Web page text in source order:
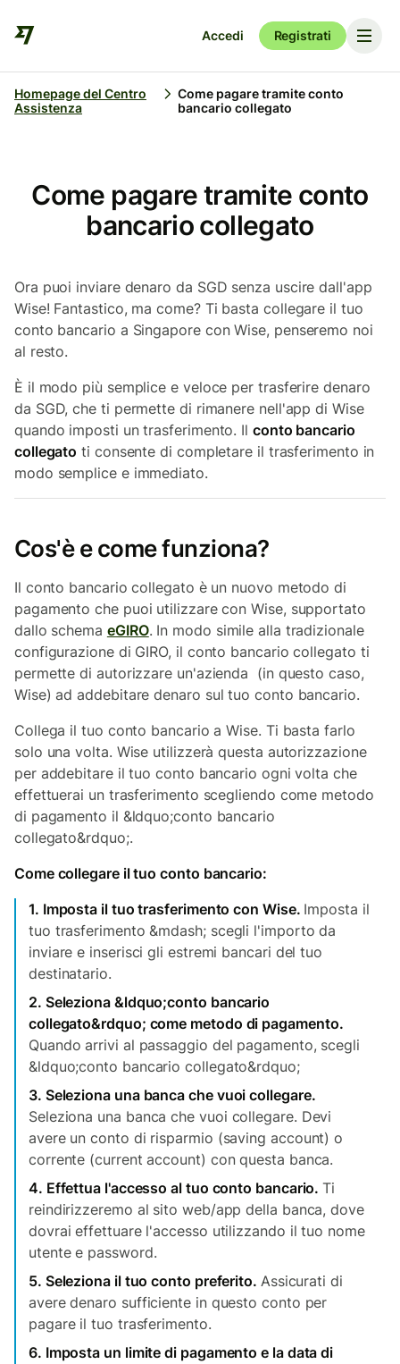
Accedi Registrati
Homepage del Centro
Assistenza
Come pagare tramite conto
bancario collegato
Come pagare tramite conto
bancario collegato
Ora puoi inviare denaro da SGD senza uscire dall'app
Wise! Fantastico, ma come? Ti basta collegare il tuo
conto bancario a Singapore con Wise, penseremo noi
al resto.
È il modo più semplice e veloce per trasferire denaro
da SGD, che ti permette di rimanere nell'app di Wise
quando imposti un trasferimento. Il conto bancario
collegato ti consente di completare il trasferimento in
modo semplice e immediato.
Cos'è e come funziona?
Il conto bancario collegato è un nuovo metodo di
pagamento che puoi utilizzare con Wise, supportato
dallo schema eGIRO. In modo simile alla tradizionale
configurazione di GIRO, il conto bancario collegato ti
permette di autorizzare un'azienda (in questo caso,
Wise) ad addebitare denaro sul tuo conto bancario.
Collega il tuo conto bancario a Wise. Ti basta farlo
solo una volta. Wise utilizzerà questa autorizzazione
per addebitare il tuo conto bancario ogni volta che
effettuerai un trasferimento scegliendo come metodo
di pagamento il &ldquo;conto bancario
collegato&rdquo;.
Come collegare il tuo conto bancario:
1. Imposta il tuo trasferimento con Wise. Imposta il
tuo trasferimento &mdash; scegli l'importo da
inviare e inserisci gli estremi bancari del tuo
destinatario.
2. Seleziona &ldquo;conto bancario
collegato&rdquo; come metodo di pagamento.
Quando arrivi al passaggio del pagamento, scegli
&ldquo;conto bancario collegato&rdquo;
3. Seleziona una banca che vuoi collegare.
Seleziona una banca che vuoi collegare. Devi
avere un conto di risparmio (saving account) o
corrente (current account) con questa banca.
4. Effettua l'accesso al tuo conto bancario.Ti
reindirizzeremo al sito web/app della banca, dove
dovrai effettuare l'accesso utilizzando il tuo nome
utente e password.
5. Seleziona il tuo conto preferito. Assicurati di
avere denaro sufficiente in questo conto per
pagare il tuo trasferimento.
6. Imposta un limite di pagamento e la data di